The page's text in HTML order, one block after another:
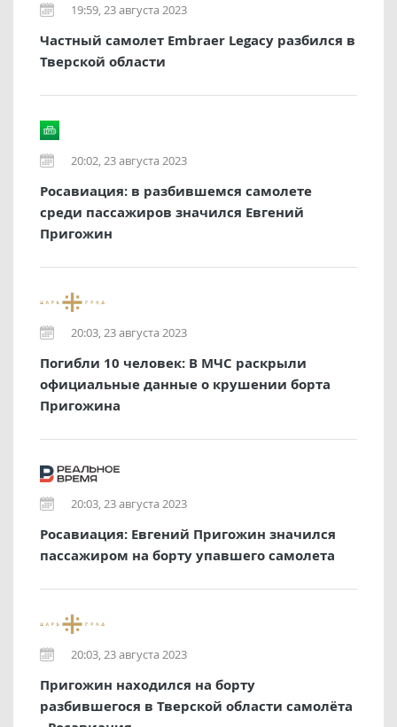
19:59, 23 августа 2023
Частный самолет Embraer Legacy разбился в
Тверской области
20:02, 23 августа 2023
Росавиация: в разбившемся самолете
среди пассажиров значился Евгений
Пригожин
20:03, 23 августа 2023
Погибли 10 человек: В МЧС раскрыли
официальные данные о крушении борта
Пригожина
20:03, 23 августа 2023
Росавиация: Евгений Пригожин значился
пассажиром на борту упавшего самолета
20:03, 23 августа 2023
Пригожин находился на борту
разбившегося в Тверской области самолёта